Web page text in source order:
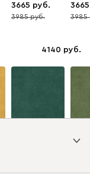
3665
8
3985
3665
8
3985
4140
4140